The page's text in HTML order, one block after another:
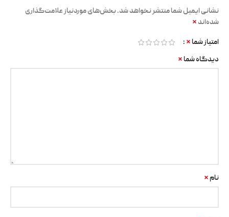
نشانی ایمیل شما منتشر نخواهد شد.بخش‌های موردنیاز علامت‌گذاری
شده‌اند *
امتیاز شما *
دیدگاه شما *
نام *